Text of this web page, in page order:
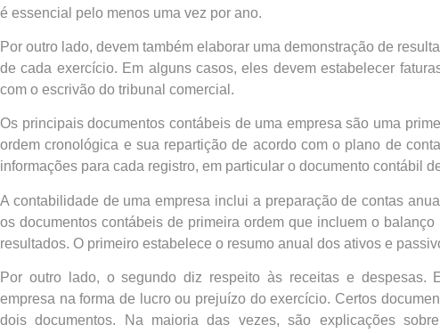
é essencial pelo menos uma vez por ano.
Por outro lado, devem também elaborar uma demonstração de
de cada exercício. Em alguns casos, eles devem estabelecer
com o escrivão do tribunal comercial.
Os principais documentos contábeis de uma empresa são uma
ordem cronológica e sua repartição de acordo com o plano de
informações para cada registro, em particular o documento contábil
A contabilidade de uma empresa inclui a preparação de contas
os documentos contábeis de primeira ordem que incluem o
resultados. O primeiro estabelece o resumo anual dos ativos e
Por outro lado, o segundo diz respeito às receitas e despesas.
empresa na forma de lucro ou prejuízo do exercício. Certos
dois documentos. Na maioria das vezes, são explicações